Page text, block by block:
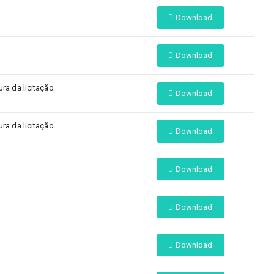
Download
Download
da licitação
Download
da licitação
Download
Download
Download
Download